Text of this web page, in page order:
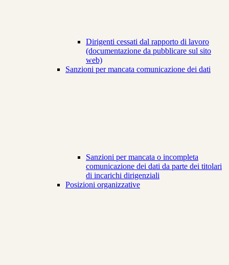
Dirigenti cessati dal rapporto di lavoro
(documentazione da pubblicare sul sito
web)
Sanzioni per mancata comunicazione dei dati
Sanzioni per mancata o incompleta
comunicazione dei dati da parte dei titolari
di incarichi dirigenziali
Posizioni organizzative